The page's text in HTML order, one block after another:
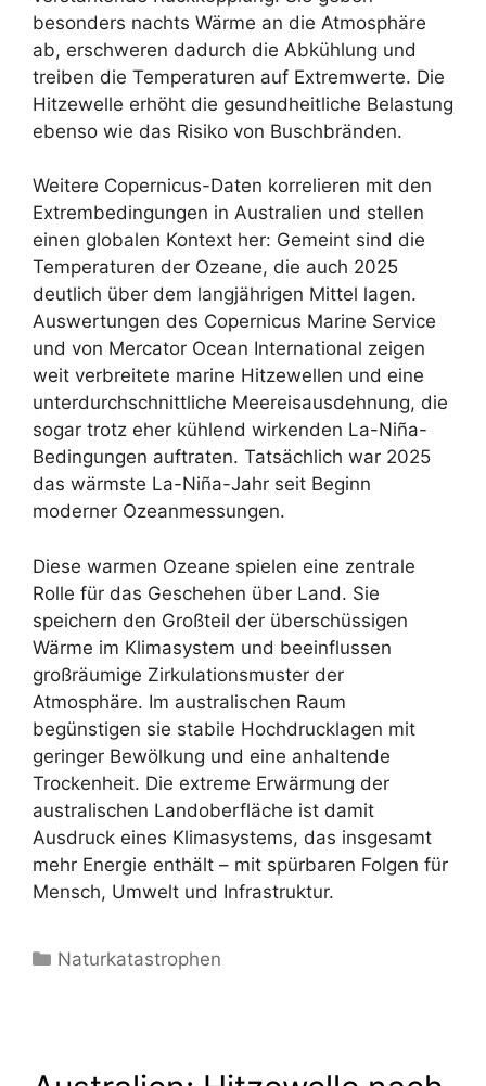
besonders nachts Wärme an die Atmosphäre
ab, erschweren dadurch die Abkühlung und
treiben die Temperaturen auf Extremwerte. Die
Hitzewelle erhöht die gesundheitliche Belastung
ebenso wie das Risiko von Buschbränden.
Weitere Copernicus-Daten korrelieren mit den
Extrembedingungen in Australien und stellen
einen globalen Kontext her: Gemeint sind die
Temperaturen der Ozeane, die auch 2025
deutlich über dem langjährigen Mittel lagen.
Auswertungen des Copernicus Marine Service
und von Mercator Ocean International zeigen
weit verbreitete marine Hitzewellen und eine
unterdurchschnittliche Meereisausdehnung, die
sogar trotz eher kühlend wirkenden La-Niña-
Bedingungen auftraten. Tatsächlich war 2025
das wärmste La-Niña-Jahr seit Beginn
moderner Ozeanmessungen.
Diese warmen Ozeane spielen eine zentrale
Rolle für das Geschehen über Land. Sie
speichern den Großteil der überschüssigen
Wärme im Klimasystem und beeinflussen
großräumige Zirkulationsmuster der
Atmosphäre. Im australischen Raum
begünstigen sie stabile Hochdrucklagen mit
geringer Bewölkung und eine anhaltende
Trockenheit. Die extreme Erwärmung der
australischen Landoberfläche ist damit
Ausdruck eines Klimasystems, das insgesamt
mehr Energie enthält – mit spürbaren Folgen für
Mensch, Umwelt und Infrastruktur.
Kategorien
Naturkatastrophen